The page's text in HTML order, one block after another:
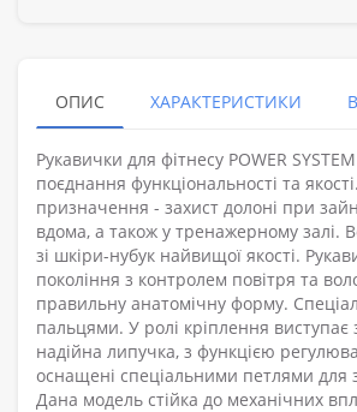
ОПИС ХАРАКТЕРИСТИКИ
Рукавички для фітнесу POWER
поєднання функціональності та
призначення - захист долоні при
вдома, а також у тренажерному залі.
зі шкіри-нубук найвищої якості.
покоління з контролем повітря та
правильну анатомічну форму.
пальцями. У ролі кріплення виступає
надійна липучка, з функцією
оснащені спеціальними петлями для
Дана модель стійка до механічних